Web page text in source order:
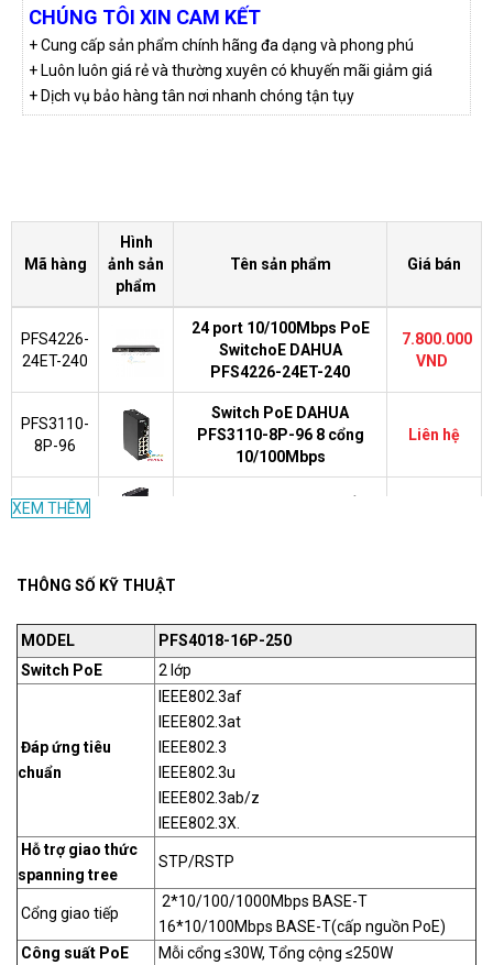
CHÚNG TÔI XIN CAM KẾT
+ Cung cấp sản phẩm chính hãng đa dạng và phong phú
+ Luôn luôn giá rẻ và thường xuyên có khuyến mãi giảm giá
+ Dịch vụ bảo hàng tân nơi nhanh chóng tận tụy
Mã hàng
Hình
ảnh sản
phẩm
Tên sản phẩm Giá bán
PFS4226-
24ET-240
24 port 10/100Mbps PoE
SwitchoE DAHUA
PFS4226-24ET-240
7.800.000
VND
PFS3110-
8P-96
Switch PoE DAHUA
PFS3110-8P-96 8 cổng
10/100Mbps
Liên hệ
PFS3106-
PFS3009-
24GT
Liên hệ
16GT
Switch Poe DUHUA 16
Switch Poe DAHUA 8 Port
PFS3008-8GT
PFS3005-
PFS3005-5GT
XEM THÊM
THÔNG SỐ KỸ THUẬT
MODEL
PFS4018-16P-250
Switch PoE
2 lớp
Đáp ứng tiêu
chuẩn
IEEE802.3af
IEEE802.3at
IEEE802.3
IEEE802.3u
IEEE802.3ab/z
IEEE802.3X.
Hỗ trợ giao thức
spanning tree
STP/RSTP
Cổng giao tiếp
2*10/100/1000Mbps BASE-T
16*10/100Mbps BASE-T(cấp nguồn PoE)
Công suất PoE
Mỗi cổng ≤30W, Tổng cộng ≤250W